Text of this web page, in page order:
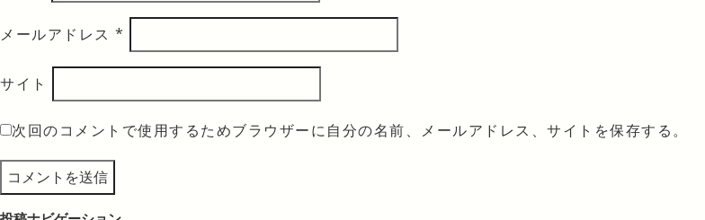
メールアドレス *
サイト
次回のコメントで使用するためブラウザーに自分の名前、メールアドレス、サイトを保存する。